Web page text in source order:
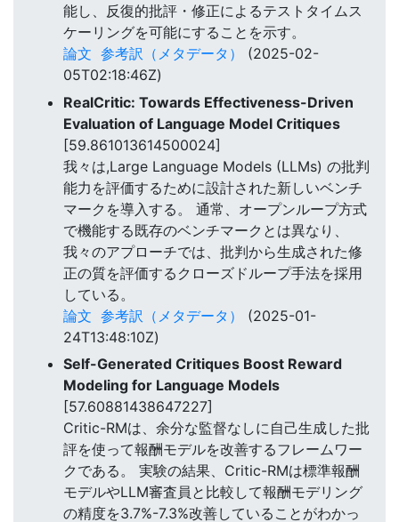
能し、反復的批評・修正によるテストタイムス
ケーリングを可能にすることを示す。
論文 参考訳（メタデータ）
(2025-02-
05T02:18:46Z)
RealCritic: Towards Effectiveness-Driven
Evaluation of Language Model Critiques
[59.861013614500024]
我々は,Large Language Models (LLMs) の批判
能力を評価するために設計された新しいベンチ
マークを導入する。 通常、オープンループ方式
で機能する既存のベンチマークとは異なり、
我々のアプローチでは、批判から生成された修
正の質を評価するクローズドループ手法を採用
している。
論文 参考訳（メタデータ）
(2025-01-
24T13:48:10Z)
Self-Generated Critiques Boost Reward
Modeling for Language Models
[57.60881438647227]
Critic-RMは、余分な監督なしに自己生成した批
評を使って報酬モデルを改善するフレームワー
クである。 実験の結果、Critic-RMは標準報酬
モデルやLLM審査員と比較して報酬モデリング
の精度を3.7%-7.3%改善していることがわかっ